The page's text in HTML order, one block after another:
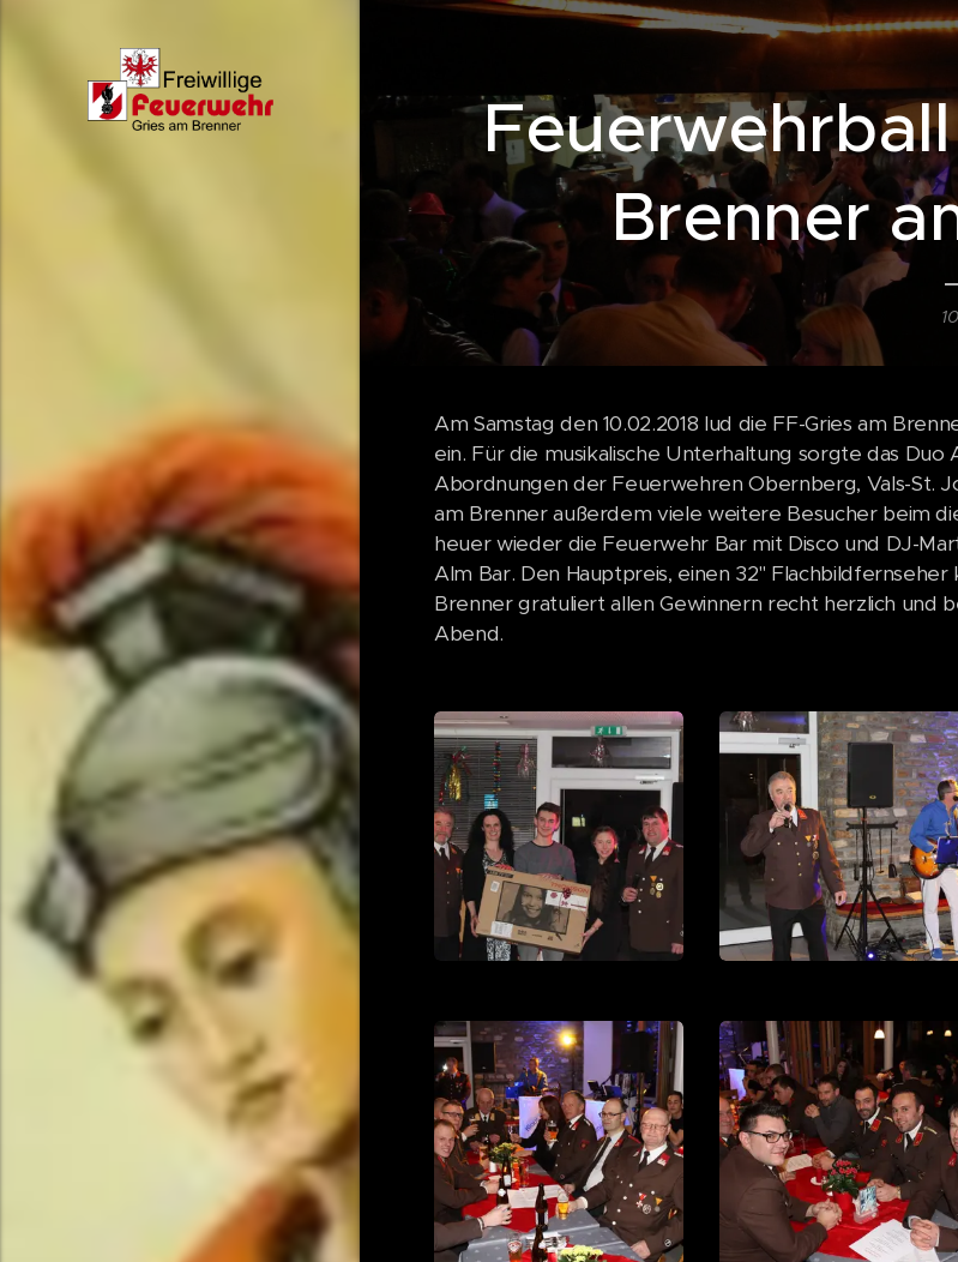
Brenner
Am Samstag den 10.02.2018 lud die FF-Gries am
ein. Für die musikalische Unterhaltung sorgte das
Abordnungen der Feuerwehren Obernberg, Vals-St.
am Brenner außerdem viele weitere Besucher beim
heuer wieder die Feuerwehr Bar mit Disco und DJ-
Alm Bar. Den Hauptpreis, einen 32"
Brenner gratuliert allen Gewinnern recht herzlich und
Abend.